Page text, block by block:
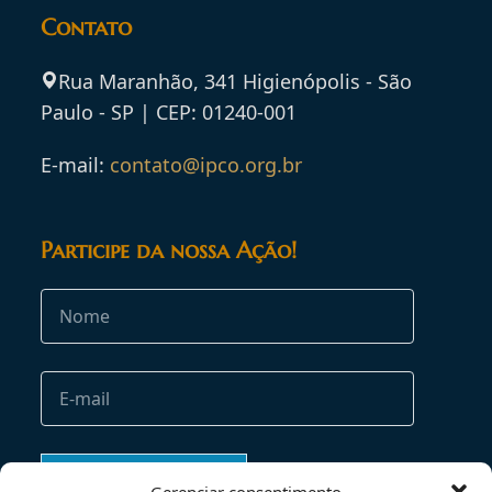
Contato
Rua Maranhão, 341 Higienópolis - São
Paulo - SP | CEP: 01240-001
E-mail: contato@ipco.org.br
Participe da nossa Ação!